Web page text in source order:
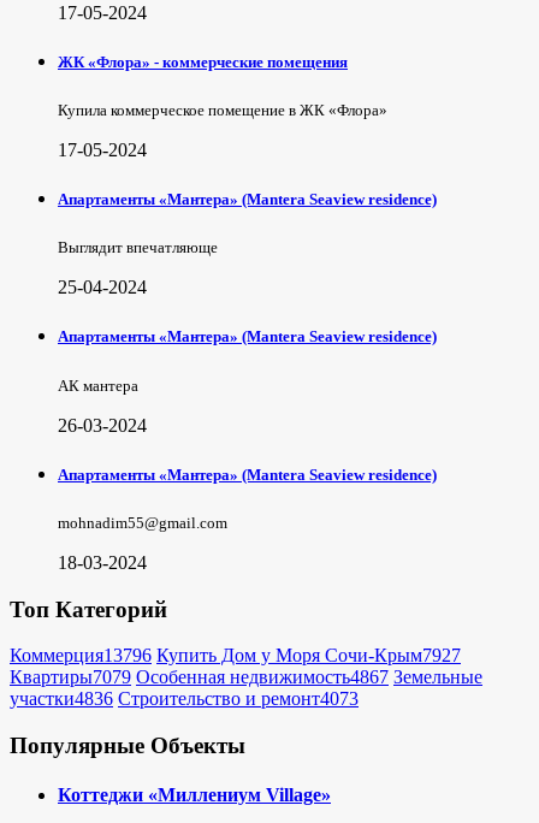
17-05-2024
ЖК «Флора» - коммерческие помещения
Купила коммерческое помещение в ЖК «Флора»
17-05-2024
Апартаменты «Мантера» (Mantera Seaview rеsidence)
Выглядит впечатляюще
25-04-2024
Апартаменты «Мантера» (Mantera Seaview rеsidence)
АК мантера
26-03-2024
Апартаменты «Мантера» (Mantera Seaview rеsidence)
mohnadim55@gmail.com
18-03-2024
Топ Категорий
Коммерция13796 Купить Дом у Моря Сочи-Крым7927
Квартиры7079 Особенная недвижимость4867 Земельные
участки4836 Строительство и ремонт4073
Популярные Объекты
Коттеджи «Миллениум Village»